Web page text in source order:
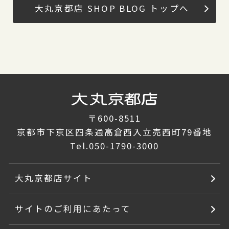
大丸京都店 SHOP BLOG トップへ
〒600-8511
京都市下京区四条通高倉西入立売西町79番地
Tel.050-1790-3000
大丸京都店サイト
サイトのご利用にあたって